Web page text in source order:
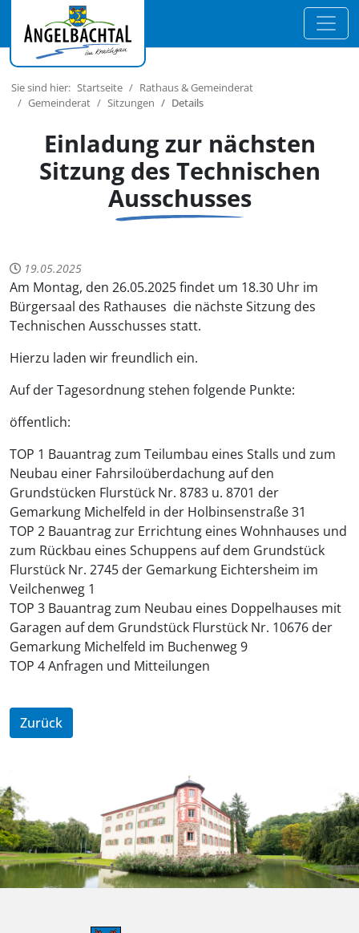
Sie sind hier: Startseite
Rathaus & Gemeinderat
Gemeinderat
Sitzungen Details
Einladung zur nächsten
Sitzung des Technischen
Ausschusses
19.05.2025
Am Montag, den 26.05.2025 findet um 18.30 Uhr im
Bürgersaal des Rathauses die nächste Sitzung des
Technischen Ausschusses statt.
Hierzu laden wir freundlich ein.
Auf der Tagesordnung stehen folgende Punkte:
öffentlich:
TOP 1 Bauantrag zum Teilumbau eines Stalls und zum
Neubau einer Fahrsiloüberdachung auf den
Grundstücken Flurstück Nr. 8783 u. 8701 der
Gemarkung Michelfeld in der Holbinsenstraße 31
TOP 2 Bauantrag zur Errichtung eines Wohnhauses und
zum Rückbau eines Schuppens auf dem Grundstück
Flurstück Nr. 2745 der Gemarkung Eichtersheim im
Veilchenweg 1
TOP 3 Bauantrag zum Neubau eines Doppelhauses mit
Garagen auf dem Grundstück Flurstück Nr. 10676 der
Gemarkung Michelfeld im Buchenweg 9
TOP 4 Anfragen und Mitteilungen
Zurück